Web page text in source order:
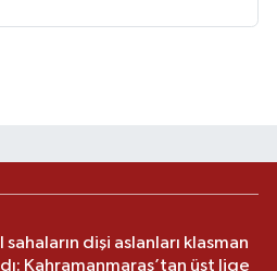
sahaların dişi aslanları klasman
Kahramanmaraş’tan üst lige